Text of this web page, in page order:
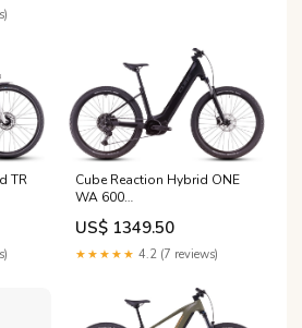
TR
Cube Reaction Hybrid ONE
WA 600
Farbe:ORCHID'N'MINT
US$ 1349.50
★★★★★ 4.2 (7 reviews)